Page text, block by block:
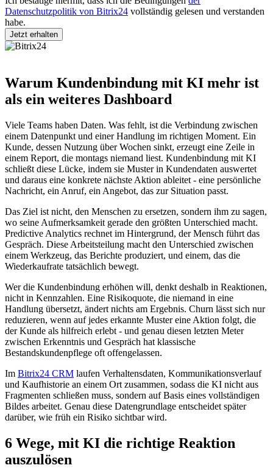
Datenschutzpolitik von Bitrix24 vollständig gelesen und verstanden
habe.
Warum Kundenbindung mit KI mehr ist
als ein weiteres Dashboard
Viele Teams haben Daten. Was fehlt, ist die Verbindung zwischen
einem Datenpunkt und einer Handlung im richtigen Moment. Ein
Kunde, dessen Nutzung über Wochen sinkt, erzeugt eine Zeile in
einem Report, die montags niemand liest. Kundenbindung mit KI
schließt diese Lücke, indem sie Muster in Kundendaten auswertet
und daraus eine konkrete nächste Aktion ableitet - eine persönliche
Nachricht, ein Anruf, ein Angebot, das zur Situation passt.
Das Ziel ist nicht, den Menschen zu ersetzen, sondern ihm zu sagen,
wo seine Aufmerksamkeit gerade den größten Unterschied macht.
Predictive Analytics rechnet im Hintergrund, der Mensch führt das
Gespräch. Diese Arbeitsteilung macht den Unterschied zwischen
einem Werkzeug, das Berichte produziert, und einem, das die
Wiederkaufrate tatsächlich bewegt.
Wer die Kundenbindung erhöhen will, denkt deshalb in Reaktionen,
nicht in Kennzahlen. Eine Risikoquote, die niemand in eine
Handlung übersetzt, ändert nichts am Ergebnis. Churn lässt sich nur
reduzieren, wenn auf jedes erkannte Muster eine Aktion folgt, die
der Kunde als hilfreich erlebt - und genau diesen letzten Meter
zwischen Erkenntnis und Gespräch hat klassische
Bestandskundenpflege oft offengelassen.
Im Bitrix24 CRM laufen Verhaltensdaten, Kommunikationsverlauf
und Kaufhistorie an einem Ort zusammen, sodass die KI nicht aus
Fragmenten schließen muss, sondern auf Basis eines vollständigen
Bildes arbeitet. Genau diese Datengrundlage entscheidet später
darüber, wie früh ein Risiko sichtbar wird.
6 Wege, mit KI die richtige Reaktion
auszulösen